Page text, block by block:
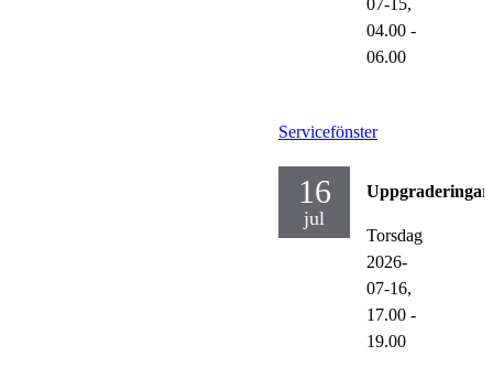
04.00 -
06.00
Servicefönster
16
jul
Uppgraderingar
Torsdag
2026-
07-16,
17.00 -
19.00